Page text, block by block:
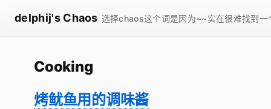
delphij's Chaos 选择chaos这个词是因为~~实在很难找到
Cooking
烤鱿鱼用的调味酱